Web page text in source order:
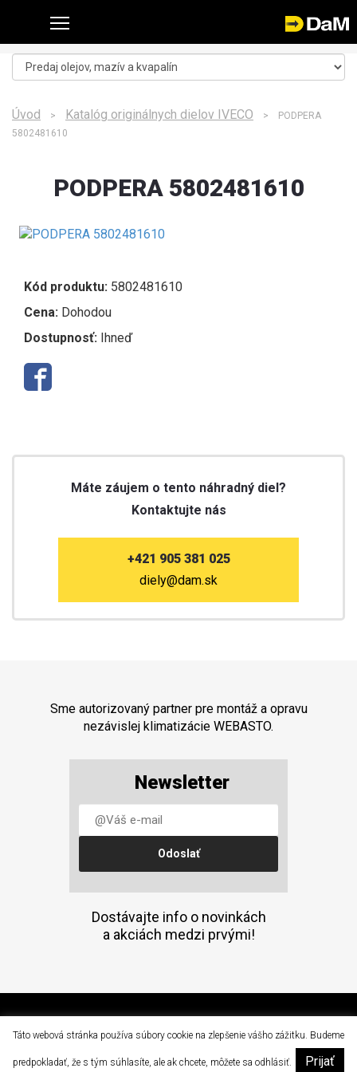
Úvod > Katalóg originálnych dielov IVECO > PODPERA
5802481610
PODPERA 5802481610
Kód produktu: 5802481610
Cena: Dohodou
Dostupnosť: Ihneď
Máte záujem o tento náhradný diel?
Kontaktujte nás
+421 905 381 025
diely@dam.sk
Sme autorizovaný partner pre montáž a opravu
nezávislej klimatizácie WEBASTO.
Newsletter
Dostávajte info o novinkách
a akciách medzi prvými!
dam@dam.sk|051 / 77 64 502
Táto webová stránka používa súbory cookie na zlepšenie vášho zážitku. Budeme
predpokladať, že s tým súhlasíte, ale ak chcete, môžete sa odhlásiť. Prijať